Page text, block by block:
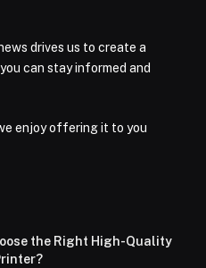
drives us to create a
can stay informed and
enjoy offering it to you
the Right High-Quality